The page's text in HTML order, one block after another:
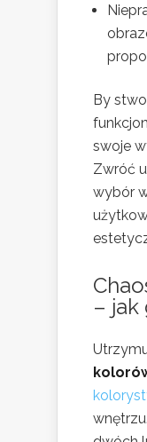
By
swoje
Zwróć
wybór
– jak